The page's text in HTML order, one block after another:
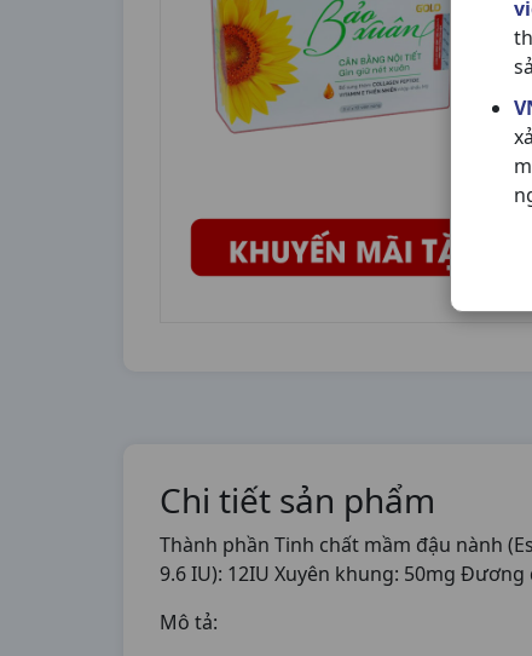
Chi tiết sản phẩm
Thành phần Tinh chất mầm đậu nành
9.6 IU): 12IU Xuyên khung: 50mg
Mô tả: